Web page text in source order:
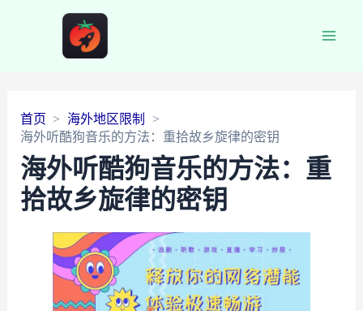
首页
海外地区限制
海外听酷狗音乐的方法：重拾故乡旋律的密钥
海外听酷狗音乐的方法：重
拾故乡旋律的密钥